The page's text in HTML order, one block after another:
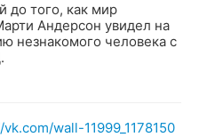
до того, как мир
Андерсон увидел на
незнакомого человека с
wall-11999_1178150